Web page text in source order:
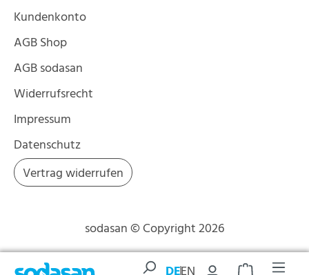
Kundenkonto
AGB Shop
AGB sodasan
Widerrufsrecht
Impressum
Datenschutz
Vertrag widerrufen
sodasan © Copyright 2026